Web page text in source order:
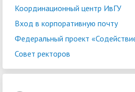
Координационный центр ИвГУ
Вход в корпоративную почту
Федеральный проект
Совет ректоров